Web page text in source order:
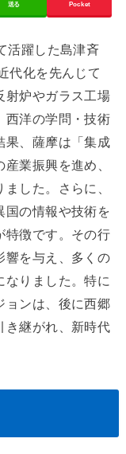
送る Pocket
活躍した島津斉
代化を先んじて
射炉やガラス工場
西洋の学問・技術
果、薩摩は「集成
業振興を進め、
した。さらに、
国の情報や技術を
特徴です。その行
響を与え、多くの
なりました。特に
ョンは、後に西郷
き継がれ、新時代